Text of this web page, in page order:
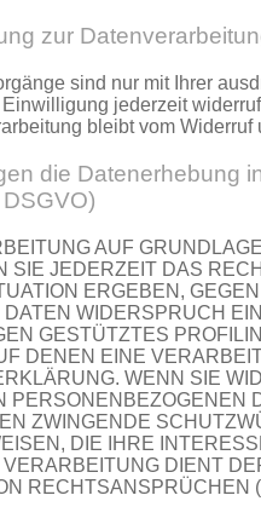
zur
sind nur mit Ihrer
jederzeit
bleibt vom Widerruf
die Datenerhebung
AUF
SIE JEDERZEIT DAS
ERGEBEN,
WIDERSPRUCH
GESTÜTZTES
DENEN EINE
WENN SIE
PERSONENBEZOGENEN
ZWINGENDE
DIE IHRE
DIENT
RECHTSANSPRÜCHEN